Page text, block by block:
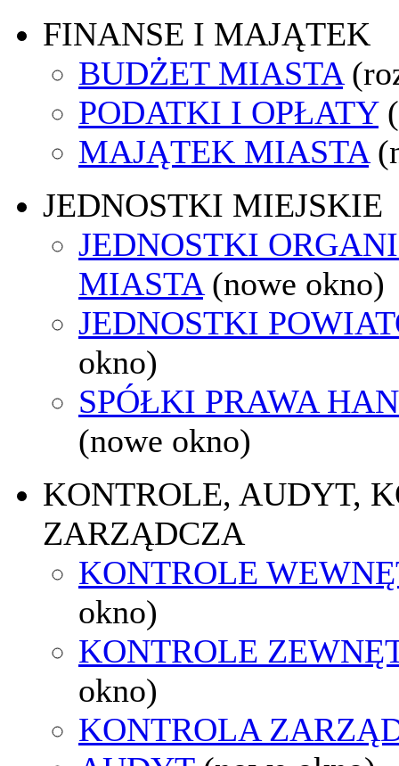
FINANSE I MAJĄTEK
BUDŻET MIASTA
PODATKI I OPŁATY
MAJĄTEK MIASTA
JEDNOSTKI MIEJSKIE
JEDNOSTKI
MIASTA (nowe okno)
JEDNOSTKI
okno)
SPÓŁKI PRAWA
(nowe okno)
KONTROLE, AUDYT,
ZARZĄDCZA
KONTROLE
okno)
KONTROLE
okno)
KONTROLA